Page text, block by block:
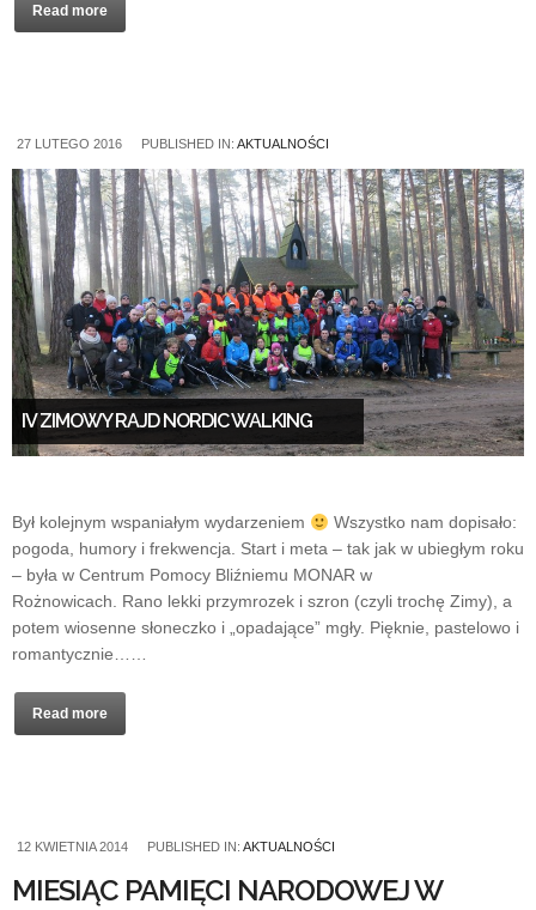
Read more
27 LUTEGO 2016 PUBLISHED IN: AKTUALNOŚCI
IV ZIMOWY RAJD NORDIC WALKING
Był kolejnym wspaniałym wydarzeniem
Wszystko nam dopisało:
pogoda, humory i frekwencja. Start i meta – tak jak w ubiegłym roku
– była w Centrum Pomocy Bliźniemu MONAR w
Rożnowicach. Rano lekki przymrozek i szron (czyli trochę Zimy), a
potem wiosenne słoneczko i „opadające” mgły. Pięknie, pastelowo i
romantycznie……
Read more
12 KWIETNIA 2014 PUBLISHED IN: AKTUALNOŚCI
MIESIĄC PAMIĘCI NARODOWEJ W